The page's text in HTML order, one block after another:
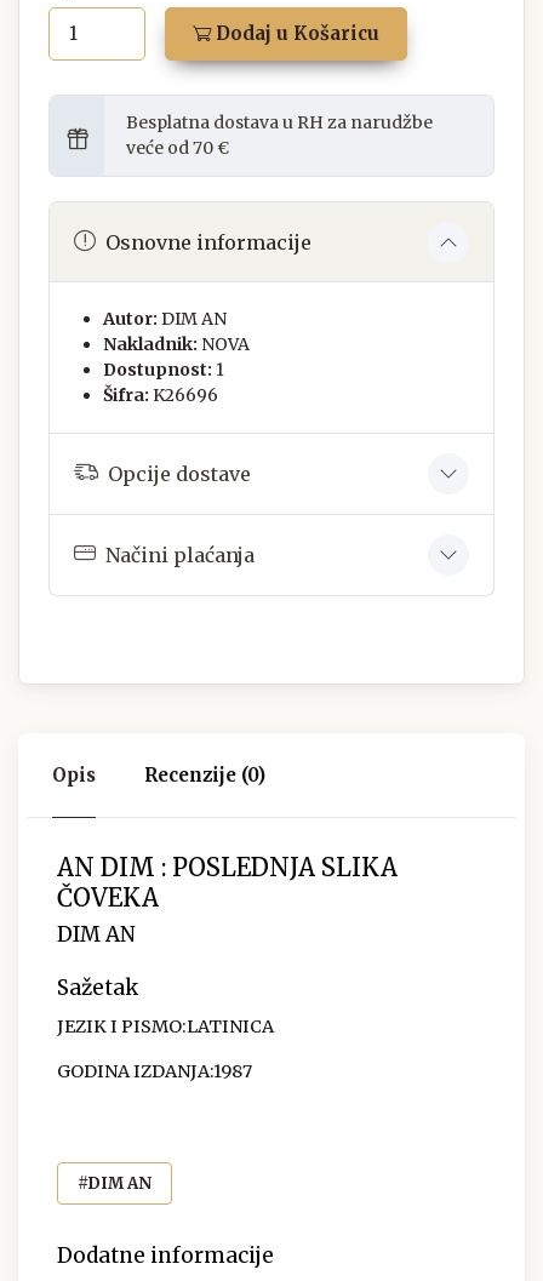
Dodaj u Košaricu
Besplatna dostava u RH za narudžbe
veće od 70 €
Osnovne informacije
Autor: DIM AN
Nakladnik: NOVA
Dostupnost: 1
Šifra: K26696
Opcije dostave
Načini plaćanja
Opis Recenzije (0)
AN DIM : POSLEDNJA SLIKA
ČOVEKA
DIM AN
Sažetak
JEZIK I PISMO:LATINICA
GODINA IZDANJA:1987
#DIM AN
Dodatne informacije